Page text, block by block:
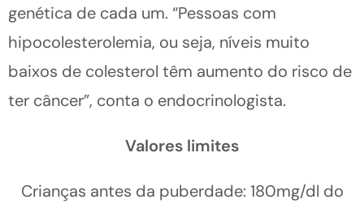
genética de cada um. “Pessoas com
hipocolesterolemia, ou seja, níveis muito
baixos de colesterol têm aumento do risco de
ter câncer”, conta o endocrinologista.
Valores limites
Crianças antes da puberdade: 180mg/dl do